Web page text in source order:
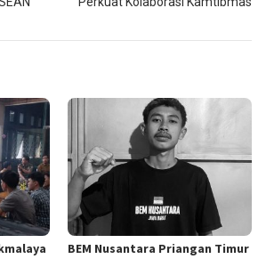
BEM Nusantara Priangan Timur